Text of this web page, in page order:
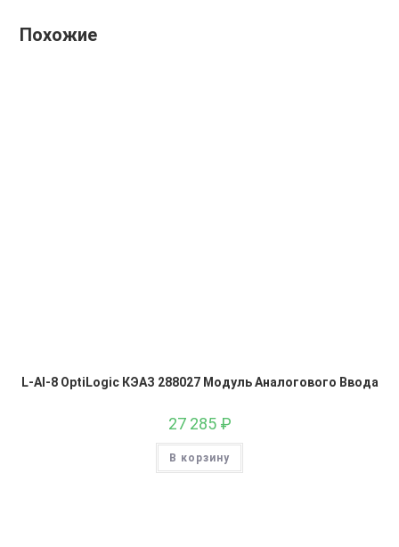
Похожие
L-AI-8 OptiLogic КЭАЗ 288027 Модуль Аналогового Ввода
27 285 ₽
В корзину